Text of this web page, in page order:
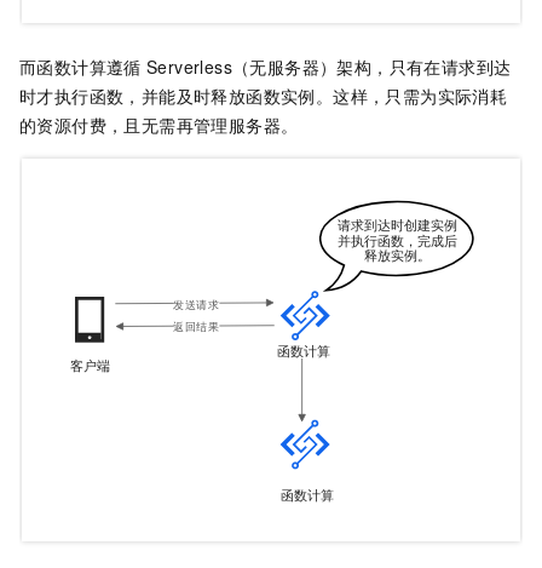
而函数计算遵循 Serverless（无服务器）架构，只有在请求到达
时才执行函数，并能及时释放函数实例。这样，只需为实际消耗
的资源付费，且无需再管理服务器。